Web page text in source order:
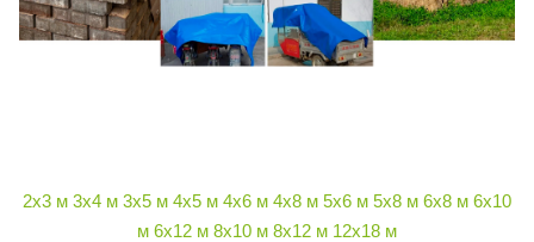
2х3 м 3х4 м 3х5 м 4х5 м 4х6 м 4х8 м 5х6 м 5х8 м 6х8 м 6х10
м 6х12 м 8х10 м 8х12 м 12х18 м